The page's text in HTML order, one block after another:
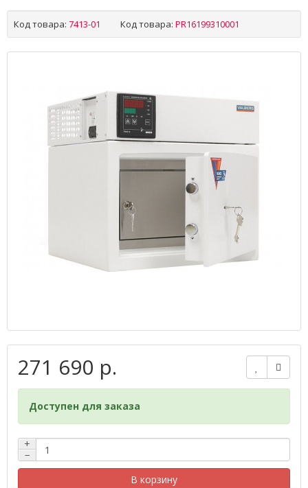
Код товара: 7413-01 Код товара: PR16199310001
271 690 р.
Доступен для заказа
+
−
В корзину